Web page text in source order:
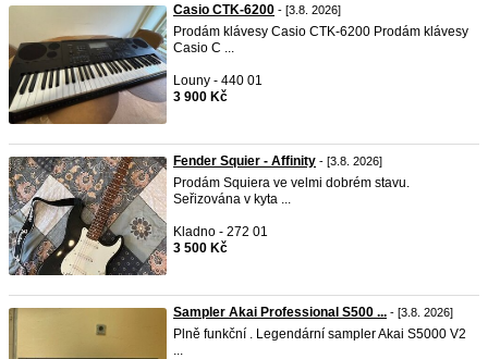
Casio CTK-6200 - [3.8. 2026]
Prodám klávesy Casio CTK-6200 Prodám klávesy
Casio C ...
Louny - 440 01
3 900 Kč
Fender Squier - Affinity - [3.8. 2026]
Prodám Squiera ve velmi dobrém stavu.
Seřizována v kyta ...
Kladno - 272 01
3 500 Kč
Sampler Akai Professional S500 ... - [3.8. 2026]
Plně funkční . Legendární sampler Akai S5000 V2
...